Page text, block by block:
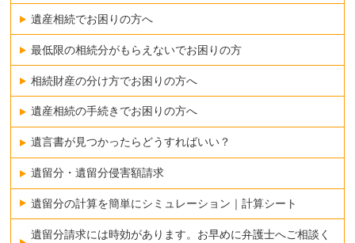
遺産相続でお困りの方へ
最低限の相続分がもらえないでお困りの方
相続財産の分け方でお困りの方へ
遺産相続の手続きでお困りの方へ
遺言書が見つかったらどうすればいい？
遺留分・遺留分侵害額請求
遺留分の計算を簡単にシミュレーション｜計算シート
遺留分請求には時効があります。お早めに弁護士へご相談く